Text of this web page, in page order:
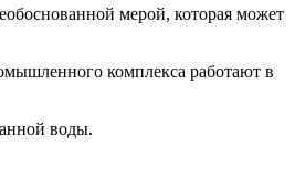
мерой, которая может
комплекса работают в
воды.